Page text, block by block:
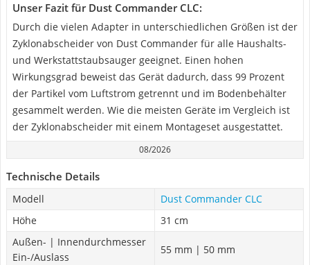
Unser Fazit für Dust Commander CLC:
Durch die vielen Adapter in unterschiedlichen Größen ist der
Zyklonabscheider von Dust Commander für alle Haushalts-
und Werkstattstaubsauger geeignet. Einen hohen
Wirkungsgrad beweist das Gerät dadurch, dass 99 Prozent
der Partikel vom Luftstrom getrennt und im Bodenbehälter
gesammelt werden. Wie die meisten Geräte im Vergleich ist
der Zyklonabscheider mit einem Montageset ausgestattet.
08/2026
Technische Details
Modell
Dust Commander CLC
Höhe
31 cm
Außen- | Innendurchmesser
Ein-/Auslass
55 mm | 50 mm